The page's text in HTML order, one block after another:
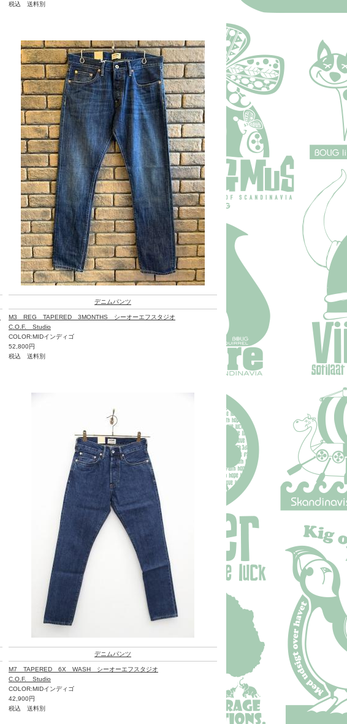
税込 送料別
デニムパンツ
M3 REG TAPERED 3MONTHS シーオーエフスタジオ
C.O.F. Studio
COLOR:MIDインディゴ
52,800円
税込 送料別
デニムパンツ
M7 TAPERED 6X WASH シーオーエフスタジオ
C.O.F. Studio
COLOR:MIDインディゴ
42,900円
税込 送料別